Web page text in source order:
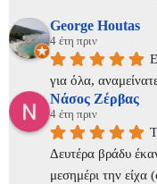
George Houtas
4 έτη πριν
για όλα,
Νάσος Ζέρβας
4 έτη πριν
Δευτέρα βράδυ
μεσημέρι την είχα